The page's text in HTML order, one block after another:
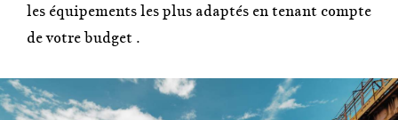
les équipements les plus adaptés en tenant compte
de votre budget .